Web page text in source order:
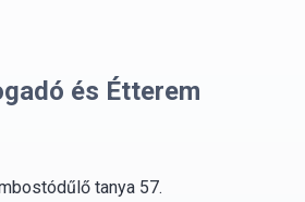
és Étterem
tanya 57.